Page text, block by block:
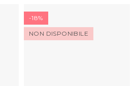
-18%
NON DISPONIBILE